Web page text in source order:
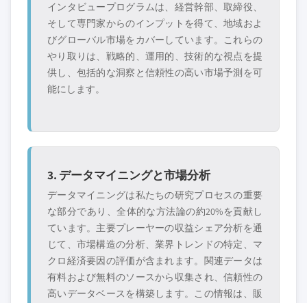
インタビュープログラムは、経営幹部、取締役、
そして専門家からのインプットを得て、地域およ
びグローバル市場をカバーしています。これらの
やり取りは、戦略的、運用的、技術的な視点を提
供し、包括的な洞察と信頼性の高い市場予測を可
能にします。
3. データマイニングと市場分析
データマイニングは私たちの研究プロセスの重要
な部分であり、全体的な方法論の約20%を貢献し
ています。主要プレーヤーの収益シェア分析を通
じて、市場構造の分析、業界トレンドの特定、マ
クロ経済要因の評価が含まれます。関連データは
有料および無料のソースから収集され、信頼性の
高いデータベースを構築します。この情報は、販